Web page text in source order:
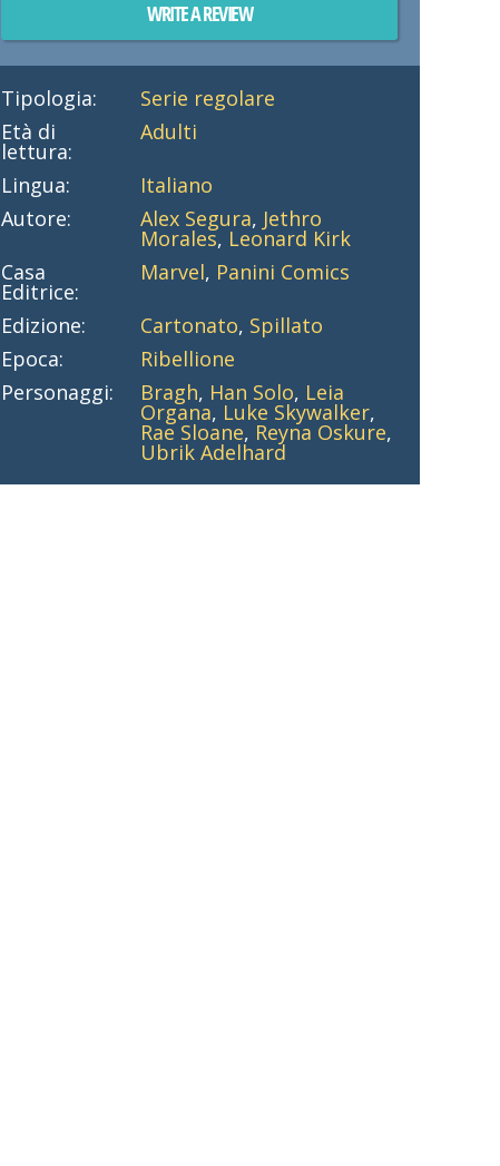
WRITE A REVIEW
Tipologia:
Serie regolare
Età di
lettura:
Adulti
Lingua:
Italiano
Autore:
Alex Segura, Jethro
Morales, Leonard Kirk
Casa
Editrice:
Marvel, Panini Comics
Edizione:
Cartonato, Spillato
Epoca:
Ribellione
Personaggi:
Bragh, Han Solo, Leia
Organa, Luke Skywalker,
Rae Sloane, Reyna Oskure,
Ubrik Adelhard